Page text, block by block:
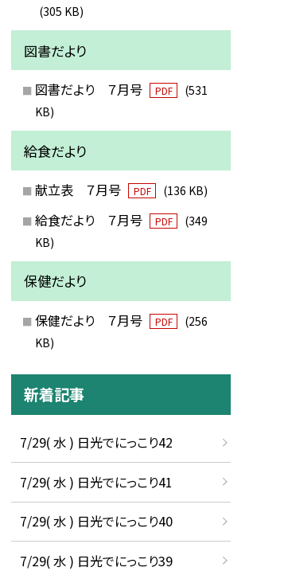
(305 KB)
図書だより
図書だより ７月号 PDF
(531
KB)
給食だより
献立表 ７月号 PDF (136 KB)
給食だより ７月号 PDF
(349
KB)
保健だより
保健だより ７月号 PDF
(256
KB)
新着記事
7/29( 水 ) 日光でにっこり42
7/29( 水 ) 日光でにっこり41
7/29( 水 ) 日光でにっこり40
7/29( 水 ) 日光でにっこり39